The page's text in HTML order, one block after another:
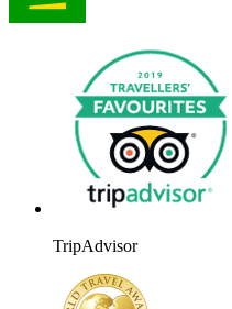
TripAdvisor